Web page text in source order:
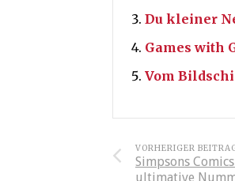
Du kleiner
Games with
Vom
VORHERIGER
Simpsons
ultimative